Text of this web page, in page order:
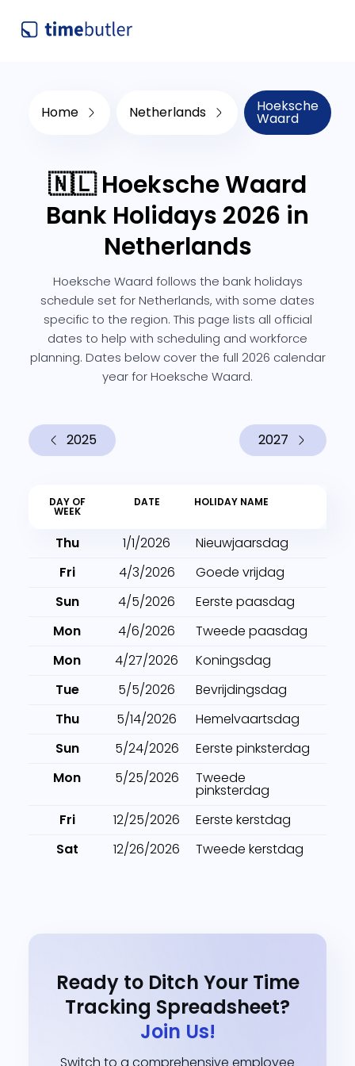
Home Netherlands Hoeksche
Waard
🇳🇱 Hoeksche Waard
Bank Holidays 2026 in
Netherlands
Hoeksche Waard follows the bank holidays
schedule set for Netherlands, with some dates
specific to the region. This page lists all official
dates to help with scheduling and workforce
planning. Dates below cover the full 2026 calendar
year for Hoeksche Waard.
2025 2027
DAY OF
WEEK
DATE HOLIDAY NAME
Thu 1/1/2026
Nieuwjaarsdag
Fri
4/3/2026
Goede vrijdag
Sun
4/5/2026
Eerste paasdag
Mon
4/6/2026
Tweede paasdag
Mon
4/27/2026
Koningsdag
Tue
5/5/2026
Bevrijdingsdag
Thu
5/14/2026
Hemelvaartsdag
Sun
5/24/2026
Eerste pinksterdag
Mon
5/25/2026 Tweede
pinksterdag
Fri
12/25/2026
Eerste kerstdag
Sat
12/26/2026 Tweede kerstdag
Ready to Ditch Your Time
Tracking Spreadsheet?
Join Us!